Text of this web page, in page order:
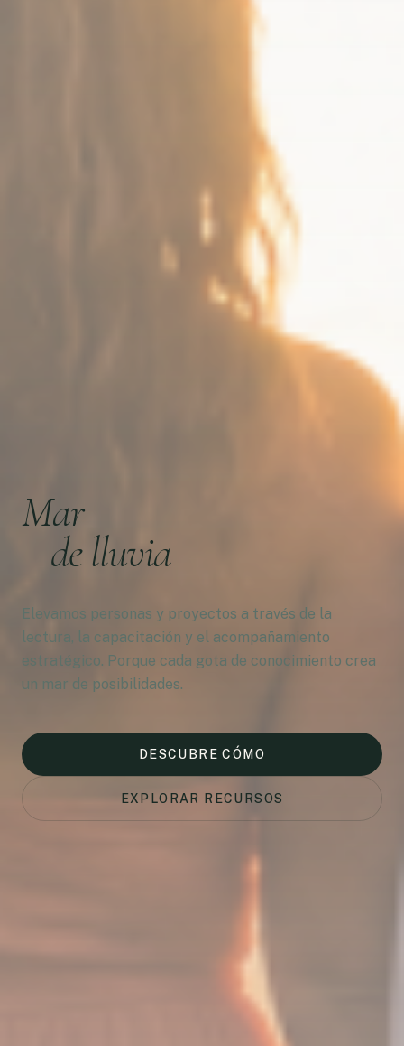
Mar
de lluvia
Elevamos personas y proyectos a través de la
lectura, la capacitación y el acompañamiento
estratégico. Porque cada gota de conocimiento crea
un mar de posibilidades.
DESCUBRE CÓMO
EXPLORAR RECURSOS